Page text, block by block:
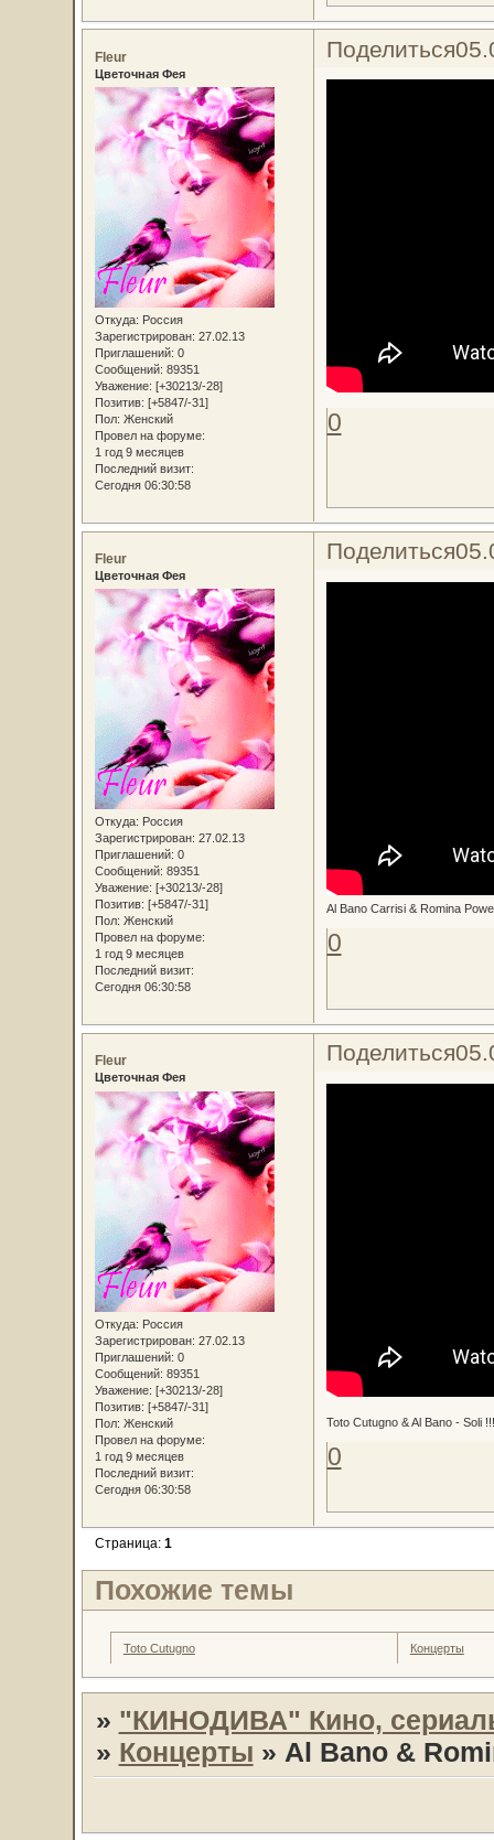
Поделиться
Fleur
Цветочная Фея
Откуда: Россия
Зарегистрирован: 27.02.13
Приглашений: 0
Сообщений: 89351
Уважение: [+30213/-28]
Позитив: [+5847/-31]
Пол: Женский
Провел на форуме:
1 год 9 месяцев
Последний визит:
Сегодня 06:30:58
0
Поделиться
Fleur
Цветочная Фея
Откуда: Россия
Зарегистрирован: 27.02.13
Приглашений: 0
Сообщений: 89351
Уважение: [+30213/-28]
Позитив: [+5847/-31]
Пол: Женский
Провел на форуме:
1 год 9 месяцев
Последний визит:
Сегодня 06:30:58
Al Bano Carrisi & Romina
0
Поделиться
Fleur
Цветочная Фея
Откуда: Россия
Зарегистрирован: 27.02.13
Приглашений: 0
Сообщений: 89351
Уважение: [+30213/-28]
Позитив: [+5847/-31]
Пол: Женский
Провел на форуме:
1 год 9 месяцев
Последний визит:
Сегодня 06:30:58
Toto Cutugno & Al Bano - Soli
0
Страница: 1
Похожие темы
Toto Cutugno Концерты
» "КИНОДИВА" Кино,
» Концерты » Al Bano &